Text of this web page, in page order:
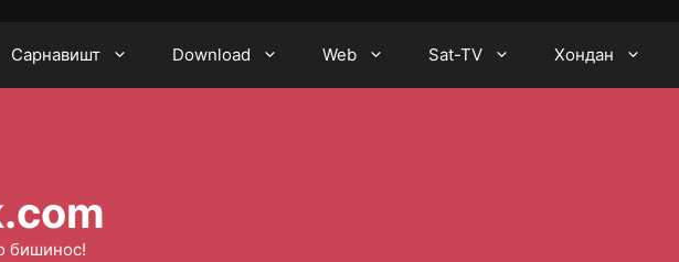
Сарнавишт Download Web Sat-TV Хондан
бишинос!